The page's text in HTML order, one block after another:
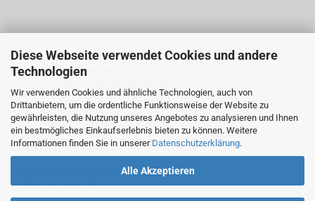
Diese Webseite verwendet Cookies und andere
Technologien
Wir verwenden Cookies und ähnliche Technologien, auch von
Drittanbietern, um die ordentliche Funktionsweise der Website zu
gewährleisten, die Nutzung unseres Angebotes zu analysieren und Ihnen
ein bestmögliches Einkaufserlebnis bieten zu können. Weitere
Informationen finden Sie in unserer Datenschutzerklärung.
Alle Akzeptieren
Öffnungszeiten
Abholung für Zündappteile
Freitag
16:30 Uhr - 20:00 Uhr
Samstag
10:30 Uhr - 13:00 Uhr
Anmeldung erwünscht via
Whatsapp oder SMS